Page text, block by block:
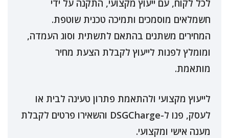
לכל לקוח, עם ייעוץ מקצועי, התקנה על ידי
חשמלאים מוסמכים ותמיכה טכנית שוטפת.
המחירים משתנים בהתאם לתשתית וסוג העמדה,
ומומלץ לפנות לייעוץ לקבלת הצעת מחיר
מותאמת.
לייעוץ מקצועי ולהתאמת פתרון טעינה לבית או
לעסק, פנו ל-DSGCharge והשאירו פרטים לקבלת
מענה אישי ומקצועי.